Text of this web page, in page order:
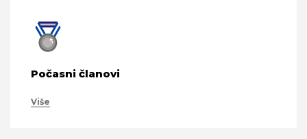
Počasni članovi
Više